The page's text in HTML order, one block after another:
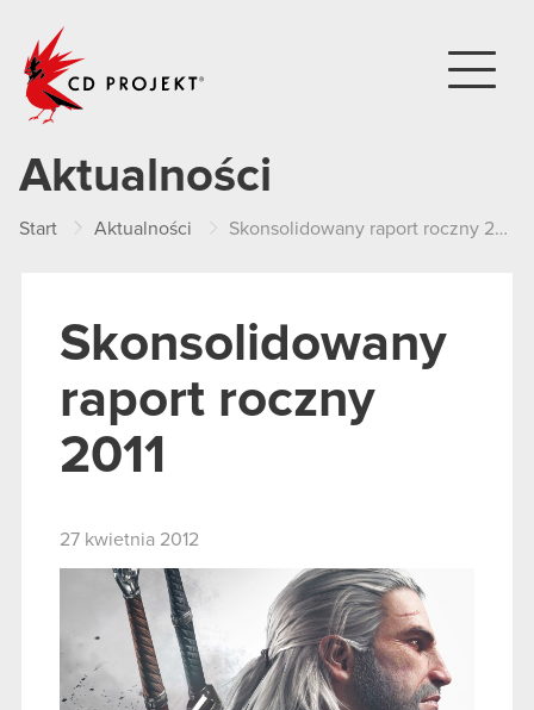
Aktualności
Start Aktualności Skonsolidowany raport roczny 2011
Skonsolidowany
raport roczny
2011
27 kwietnia 2012